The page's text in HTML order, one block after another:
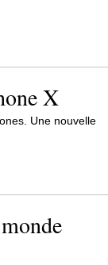
X
Une nouvelle